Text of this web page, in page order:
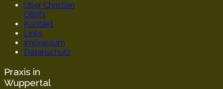
Über Christian
Ollefs
Kontakt
Links
Impressum
Datenschutz
Praxis in
Wuppertal